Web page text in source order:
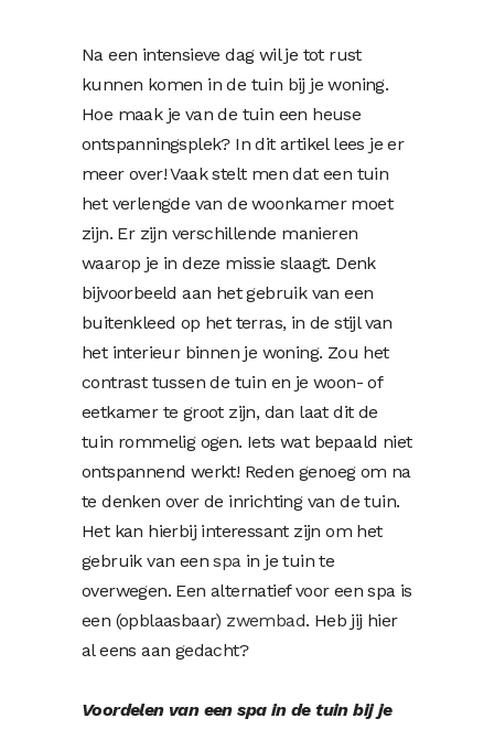
Na een intensieve dag wil je tot rust
kunnen komen in de tuin bij je woning.
Hoe maak je van de tuin een heuse
ontspanningsplek? In dit artikel lees je er
meer over! Vaak stelt men dat een tuin
het verlengde van de woonkamer moet
zijn. Er zijn verschillende manieren
waarop je in deze missie slaagt. Denk
bijvoorbeeld aan het gebruik van een
buitenkleed op het terras, in de stijl van
het interieur binnen je woning. Zou het
contrast tussen de tuin en je woon- of
eetkamer te groot zijn, dan laat dit de
tuin rommelig ogen. Iets wat bepaald niet
ontspannend werkt! Reden genoeg om na
te denken over de inrichting van de tuin.
Het kan hierbij interessant zijn om het
gebruik van eenspain je tuin te
overwegen. Een alternatief voor een spa is
een (opblaasbaar) zwembad. Heb jij hier
al eens aan gedacht?
Voordelen van een spa in de tuin bij je